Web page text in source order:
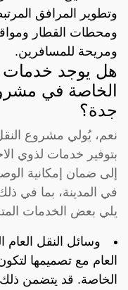
وتطوير المرافق
ومحطات القطار
ومريحة للمسافرين.
هل يوجد خدمات
الخاصة في
جدة؟
نعم، يُولي مشروع
بتوفير خدمات لذوي
إلى ضمان إمكانية
في المدينة، بما في
يلي بعض الخدمات
وسائل النقل العام
العام مع تصميمها
الخاصة. قد يتضمن